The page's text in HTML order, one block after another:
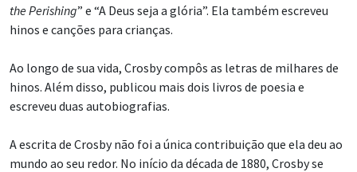
the Perishing” e “A Deus seja a glória”. Ela também escreveu
hinos e canções para crianças.
Ao longo de sua vida, Crosby compôs as letras de milhares de
hinos. Além disso, publicou mais dois livros de poesia e
escreveu duas autobiografias.
A escrita de Crosby não foi a única contribuição que ela deu ao
mundo ao seu redor. No início da década de 1880, Crosby se